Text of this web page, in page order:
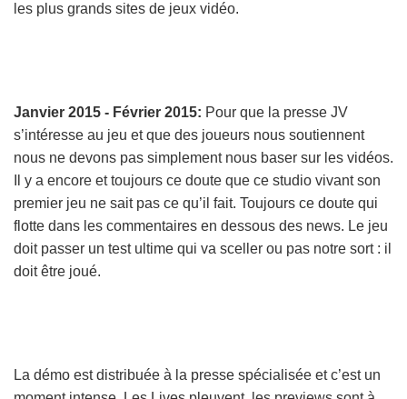
les plus grands sites de jeux vidéo.
Janvier 2015 - Février 2015: Pour que la presse JV
s’intéresse au jeu et que des joueurs nous soutiennent
nous ne devons pas simplement nous baser sur les vidéos.
Il y a encore et toujours ce doute que ce studio vivant son
premier jeu ne sait pas ce qu’il fait. Toujours ce doute qui
flotte dans les commentaires en dessous des news. Le jeu
doit passer un test ultime qui va sceller ou pas notre sort : il
doit être joué.
La démo est distribuée à la presse spécialisée et c’est un